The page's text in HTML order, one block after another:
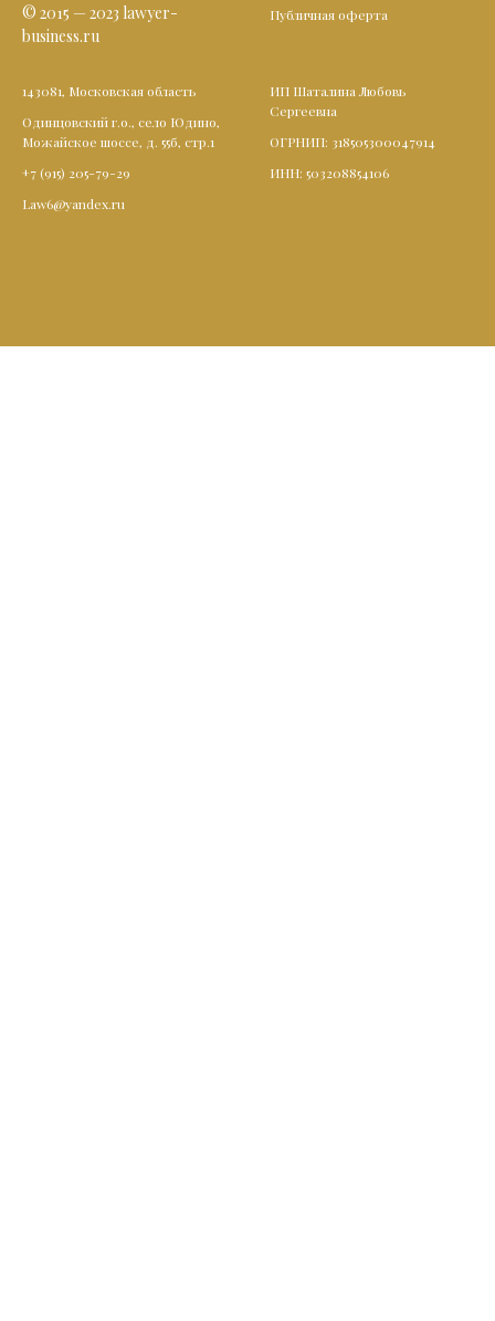
© 2015 — 2023 lawyer-
business.ru
Публичная оферта
143081, Московская область
Одинцовский г.о., село Юдино,
Можайское шоссе, д. 55б, стр.1
+7 (915) 205-79-29
Law6@yandex.ru
ИП Шаталина Любовь
Сергеевна
ОГРНИП: 318505300047914
ИНН: 503208854106